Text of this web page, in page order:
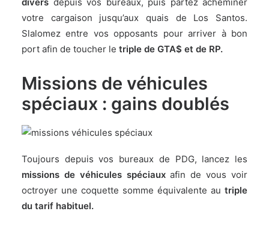
votre cargaison jusqu’aux quais de Los Santos.
Slalomez entre vos opposants pour arriver à bon
port afin de toucher le triple de GTA$ et de RP.
Missions de véhicules
spéciaux : gains doublés
Toujours depuis vos bureaux de PDG, lancez les
missions de véhicules spéciauxafin de vous voir
octroyer une coquette somme équivalente au triple
du tarif habituel.